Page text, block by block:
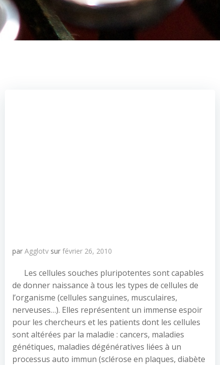
par Agglotv sur février 26, 2010
Les cellules souches pluripotentes sont capables
de donner naissance à tous les types de cellules de
l’organisme (cellules sanguines, musculaires,
nerveuses…). Elles représentent un immense espoir
pour les chercheurs et les patients dont les cellules
sont altérées par la maladie : cancers, maladies
génétiques, maladies dégénératives liées à un
processus auto immun (sclérose en plaques, diabète